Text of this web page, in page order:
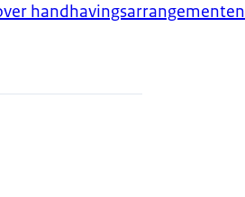
handhavingsarrangementen